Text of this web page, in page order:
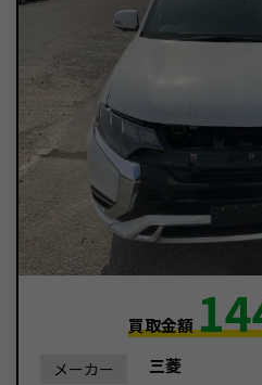
買取金額
メーカー 三菱